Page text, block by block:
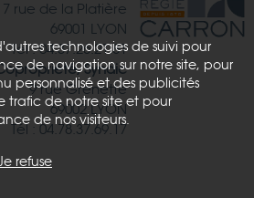
7 rue de la Platière
69001 LYON
Tél : 04.37.26.21.81
Syndic
9 rue Grenette
69002 LYON
Tél : 04.78.37.69.17
technologies de suivi pour
de navigation sur notre site, pour
personnalisé et des publicités
trafic de notre site et pour
de nos visiteurs.
refuse